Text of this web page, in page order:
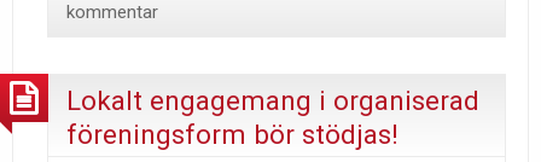
kommentar
Lokalt engagemang i organiserad
föreningsform bör stödjas!